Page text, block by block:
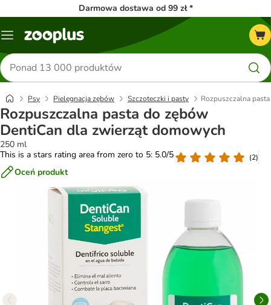
Darmowa dostawa od 99 zł *
Menu
Szukaj
produktów
Psy Pielęgnacja zębów Szczoteczki i pasty Rozpuszczalna
Rozpuszczalna pasta do zębów
DentiCan dla zwierząt domowych
250 ml
This is a stars rating area from zero to 5: 5.0/5
(2)
Oceń produkt